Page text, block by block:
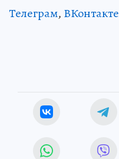
Почтаkp.nsk@phkp.ru